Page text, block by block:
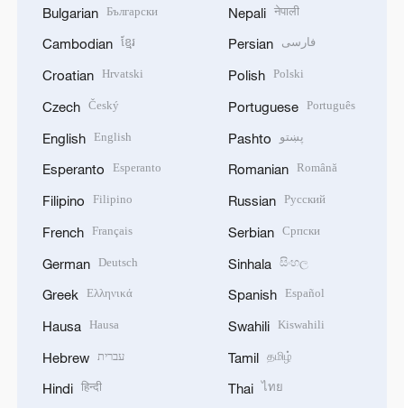
Bulgarian Български
Cambodian ខ្មែរ
Croatian Hrvatski
Czech Český
English English
Esperanto Esperanto
Filipino Filipino
French Français
German Deutsch
Greek Ελληνικά
Hausa Hausa
Hebrew עברית
Hindi हिन्दी
Nepali नेपाली
Persian فارسی
Polish Polski
Portuguese Português
Pashto پښتو
Romanian Română
Russian Русский
Serbian Српски
Sinhala සිංහල
Spanish Español
Swahili Kiswahili
Tamil தமிழ்
Thai ไทย